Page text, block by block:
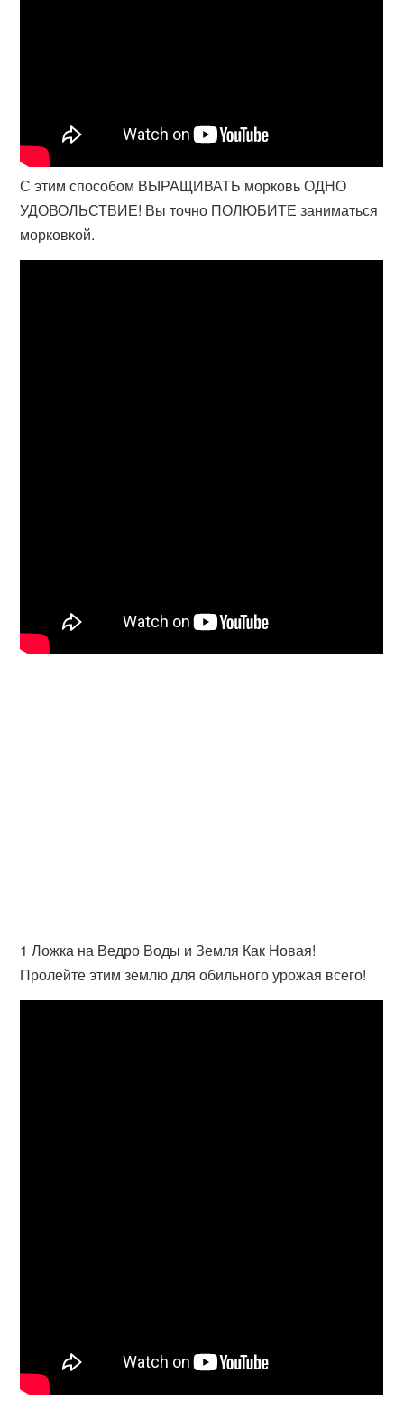
С этим способом ВЫРАЩИВАТЬ морковь ОДНО
УДОВОЛЬСТВИЕ! Вы точно ПОЛЮБИТЕ заниматься
морковкой.
1 Ложка на Ведро Воды и Земля Как Новая!
Пролейте этим землю для обильного урожая всего!